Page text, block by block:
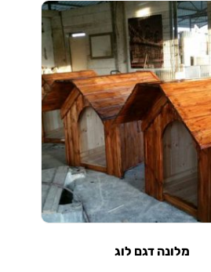
מלונה דגם לוג